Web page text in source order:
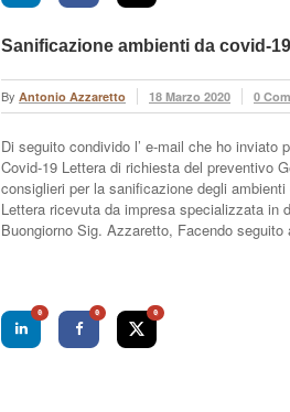
Sanificazione ambienti da covid-19
By Antonio Azzaretto 18 Marzo 2020 0
Di seguito condivido l’ e-mail che ho inviato
Covid-19 Lettera di richiesta del preventivo
consiglieri per la sanificazione degli
Lettera ricevuta da impresa specializzata in
Buongiorno Sig. Azzaretto, Facendo
0 0 0